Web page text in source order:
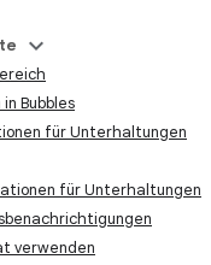
Bubbles
für Unterhaltungen
für Unterhaltungen
verwenden